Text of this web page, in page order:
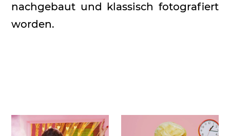
nachgebaut und klassisch fotografiert
worden.